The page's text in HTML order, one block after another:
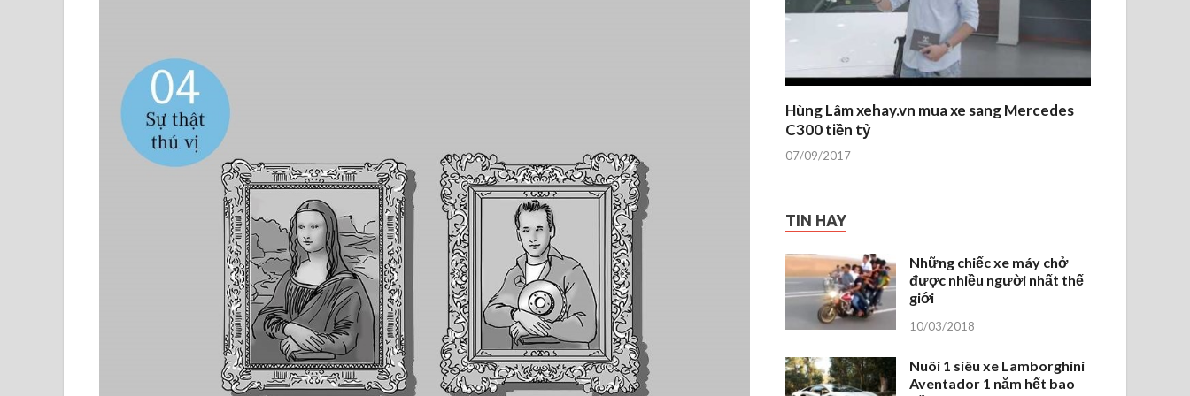
Hùng Lâm xehay.vn mua xe sang Mercedes
C300 tiền tỷ
07/09/2017
TIN HAY
Những chiếc xe máy chở
được nhiều người nhất thế
giới
10/03/2018
Nuôi 1 siêu xe Lamborghini
Aventador 1 năm hết bao